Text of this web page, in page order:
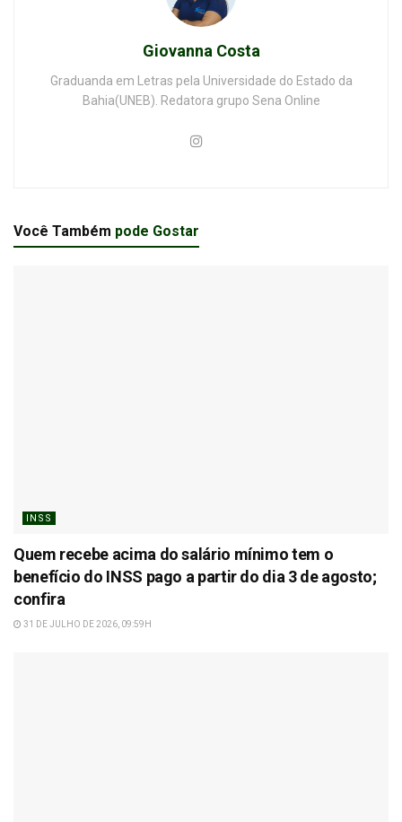
Giovanna Costa
Graduanda em Letras pela Universidade do Estado da
Bahia(UNEB). Redatora grupo Sena Online
Você Também pode Gostar
INSS
Quem recebe acima do salário mínimo tem o
benefício do INSS pago a partir do dia 3 de agosto;
confira
31 DE JULHO DE 2026, 09:59H